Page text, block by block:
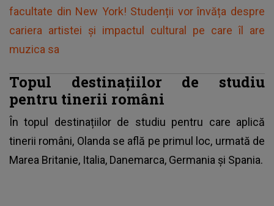
facultate din New York! Studenții vor învăța despre
cariera artistei și impactul cultural pe care îl are
muzica sa
Topul destinațiilor de studiu
pentru tinerii români
În topul destinațiilor de studiu pentru care aplică
tinerii români, Olanda se află pe primul loc, urmată de
Marea Britanie, Italia, Danemarca, Germania și Spania.